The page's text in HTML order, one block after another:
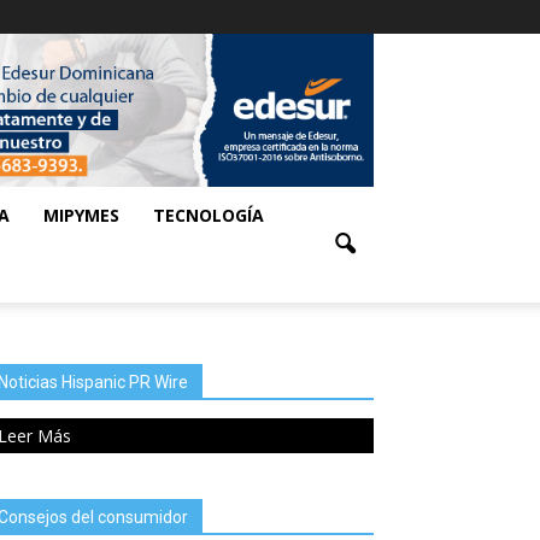
MIPYMES TECNOLOGÍA
Noticias Hispanic PR Wire
Leer Más
del consumidor